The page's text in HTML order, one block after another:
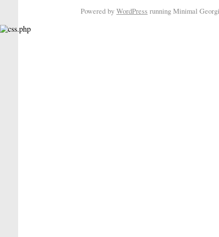
Powered by WordPress running Minimal